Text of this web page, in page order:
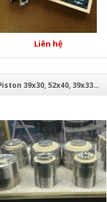
Liên hệ
39x30, 52x40, 39x33...